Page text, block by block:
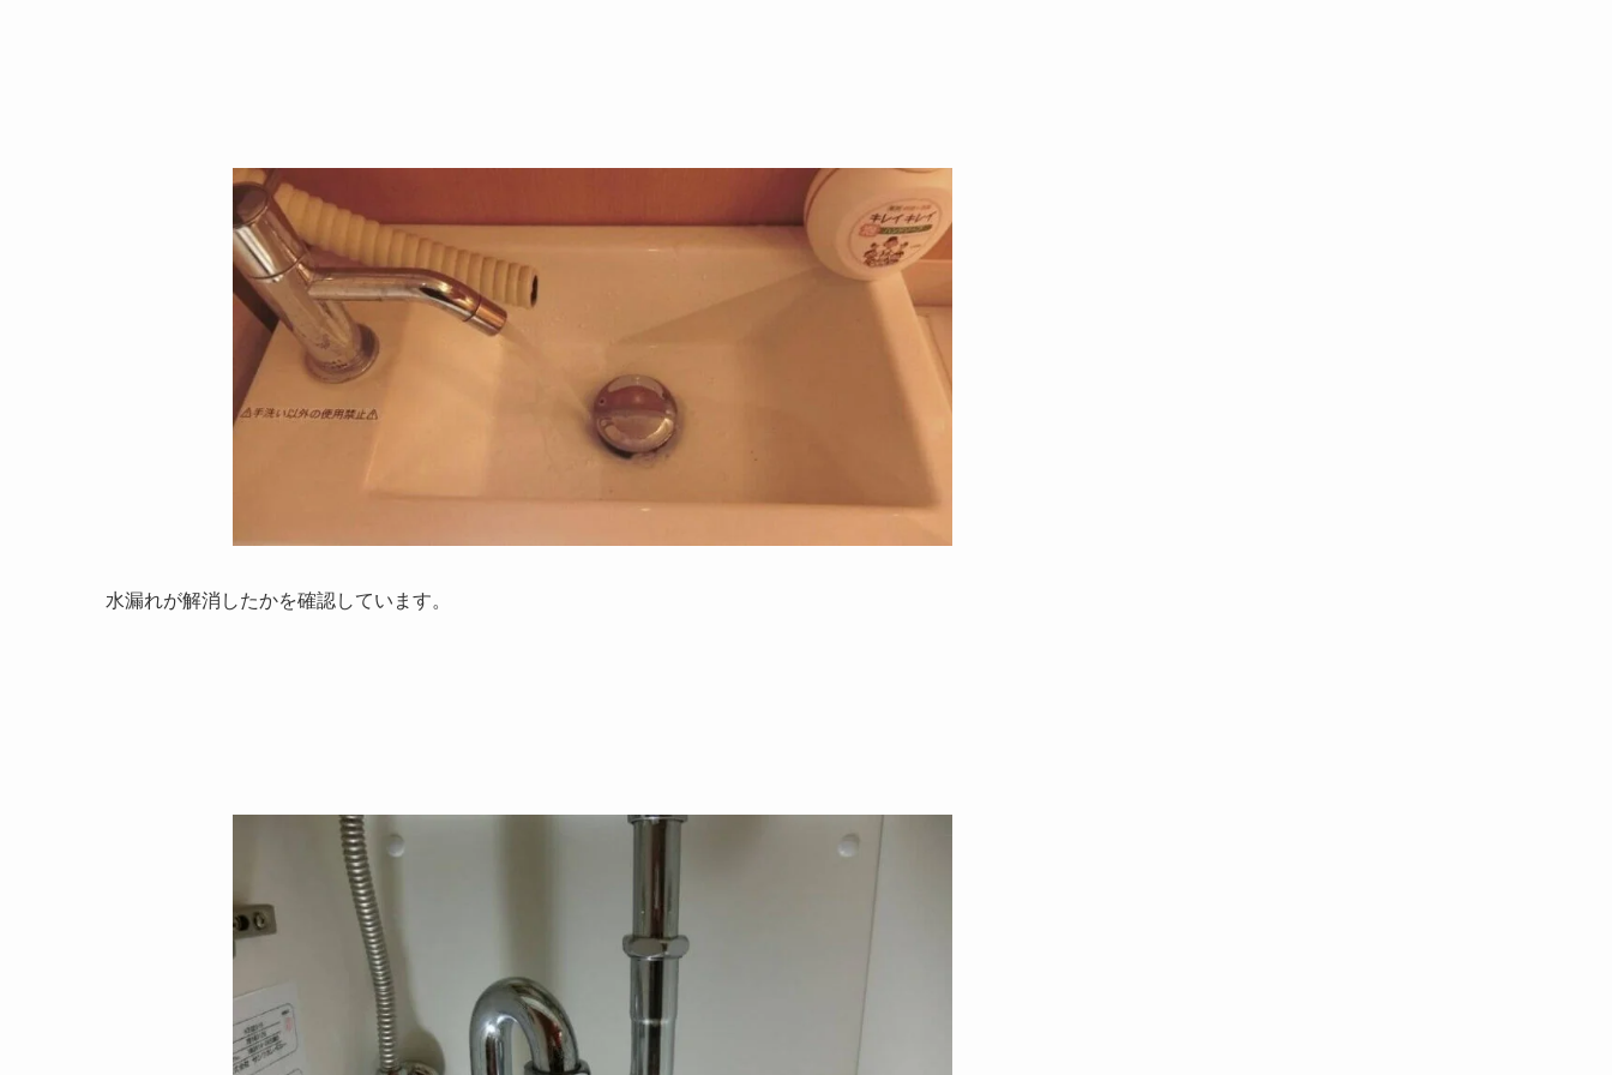
水漏れが解消したかを確認しています。